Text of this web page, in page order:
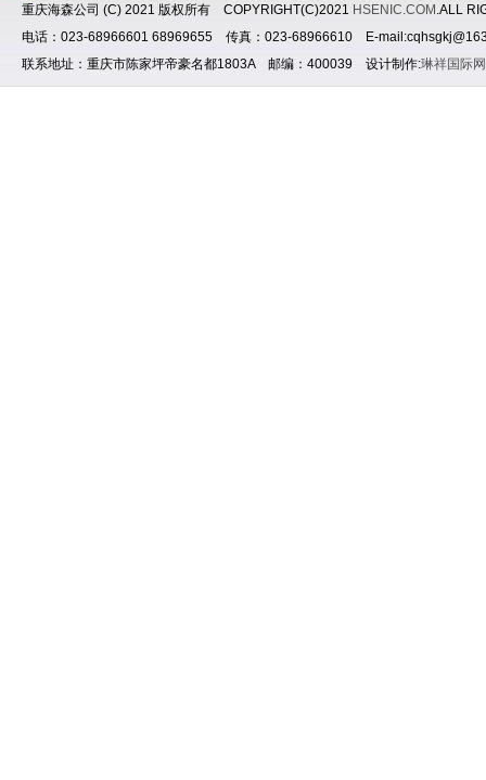
重庆海森公司 (C) 2021 版权所有 COPYRIGHT(C)2021 HSENIC.COM .ALL
电话：023-68966601 68969655 传真：023-68966610 E-
联系地址：重庆市陈家坪帝豪名都1803A 邮编：400039 设计制作:琳祥国际网